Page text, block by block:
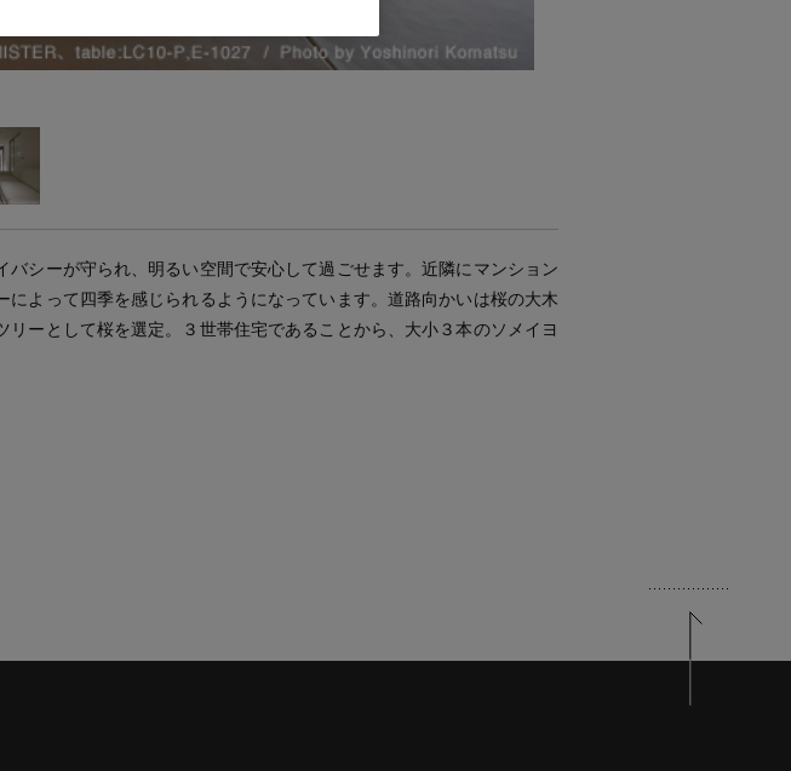
シーが守られ、明るい空間で安心して過ごせます。近隣にマンション
よって四季を感じられるようになっています。道路向かいは桜の大木
ーとして桜を選定。３世帯住宅であることから、大小３本のソメイヨ